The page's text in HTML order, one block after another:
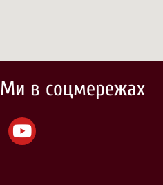
Ми в соцмережах